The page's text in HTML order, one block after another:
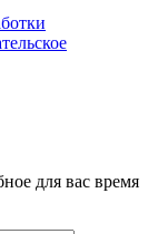
для вас время